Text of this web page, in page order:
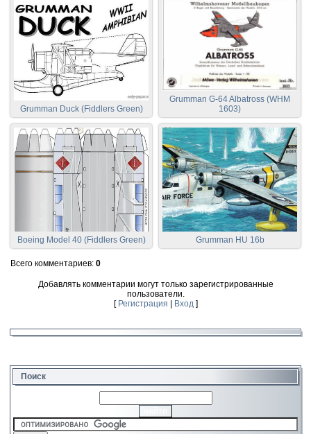
Grumman Duck (Fiddlers Green)
Grumman G-64 Albatross (WHM
1603)
Boeing Model 40 (Fiddlers Green) Grumman HU 16b
Всего комментариев: 0
Добавлять комментарии могут только зарегистрированные
пользователи.
[ Регистрация | Вход ]
Поиск